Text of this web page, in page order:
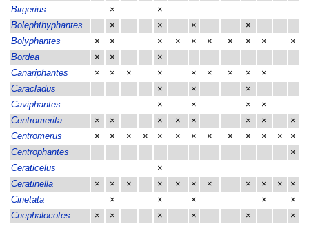
Birgerius
×
×
Bolephthyphantes
× × ×
×
Bolyphantes
× × × × × × × × ×
×
Bordea
× ×
×
Canariphantes
× × × × × × × ×
×
Caracladus
× ×
×
Caviphantes
× × ×
×
Centromerita
× × × × × × ×
×
Centromerus
× × × × × × × × × × × × ×
Centrophantes
×
Ceraticelus
×
Ceratinella
× × × × × × × × × × ×
Cinetata
× × × ×
×
Cnephalocotes
× × × × × ×